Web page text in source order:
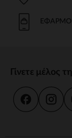
Γίνετε μέλος